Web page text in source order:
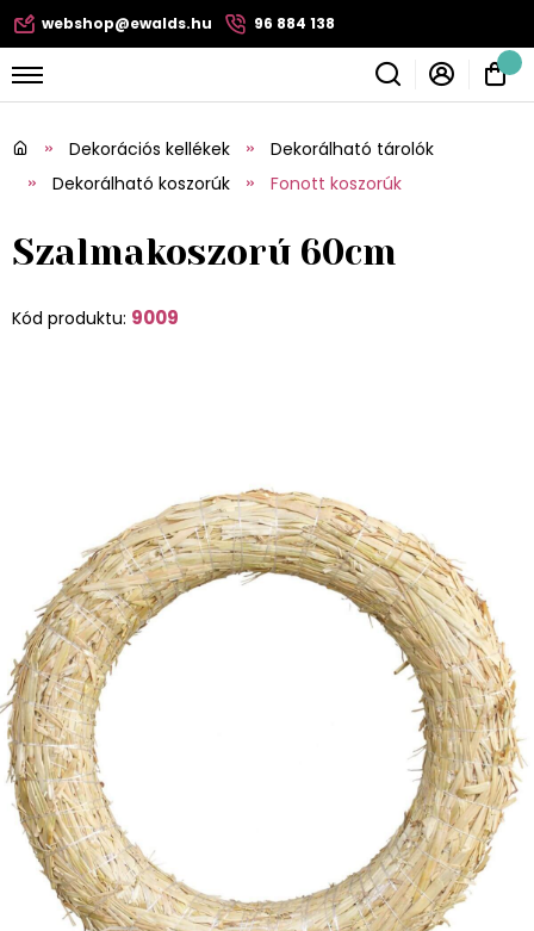
webshop@ewalds.hu 96 884 138
Dekorációs kellékek
Dekorálható tárolók
Dekorálható koszorúk
Fonott koszorúk
Szalmakoszorú 60cm
Kód produktu: 9009